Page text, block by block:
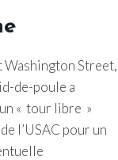
Washington Street,
de-poule a
« tour libre »
l’USAC pour un